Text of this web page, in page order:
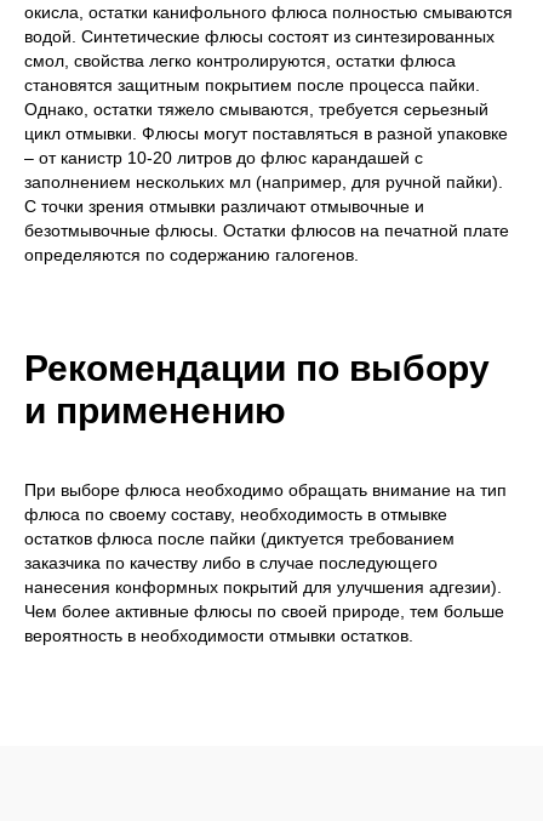
окисла, остатки канифольного флюса полностью смываются
водой. Синтетические флюсы состоят из синтезированных
смол, свойства легко контролируются, остатки флюса
становятся защитным покрытием после процесса пайки.
Однако, остатки тяжело смываются, требуется серьезный
цикл отмывки. Флюсы могут поставляться в разной упаковке
– от канистр 10-20 литров до флюс карандашей с
заполнением нескольких мл (например, для ручной пайки).
С точки зрения отмывки различают отмывочные и
безотмывочные флюсы. Остатки флюсов на печатной плате
определяются по содержанию галогенов.
Рекомендации по выбору
и применению
При выборе флюса необходимо обращать внимание на тип
флюса по своему составу, необходимость в отмывке
остатков флюса после пайки (диктуется требованием
заказчика по качеству либо в случае последующего
нанесения конформных покрытий для улучшения адгезии).
Чем более активные флюсы по своей природе, тем больше
вероятность в необходимости отмывки остатков.